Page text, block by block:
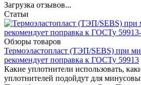
Загрузка отзывов...
Статьи
Обзоры товаров
Термоэластопласт (ТЭП/SEBS) при
рекомендует поправка к ГОСТу 59913
Какие уплотнители использовать,
уплотнителей подойдут для